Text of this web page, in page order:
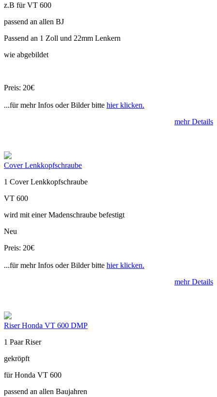
z.B für VT 600
passend an allen BJ
Passend an 1 Zoll und 22mm Lenkern
wie abgebildet
Preis: 20€
...für mehr Infos oder Bilder bitte hier klicken.
mehr Details
Cover Lenkkopfschraube
1 Cover Lenkkopfschraube
VT 600
wird mit einer Madenschraube befestigt
Neu
Preis: 20€
...für mehr Infos oder Bilder bitte hier klicken.
mehr Details
Riser Honda VT 600 DMP
1 Paar Riser
gekröpft
für Honda VT 600
passend an allen Baujahren